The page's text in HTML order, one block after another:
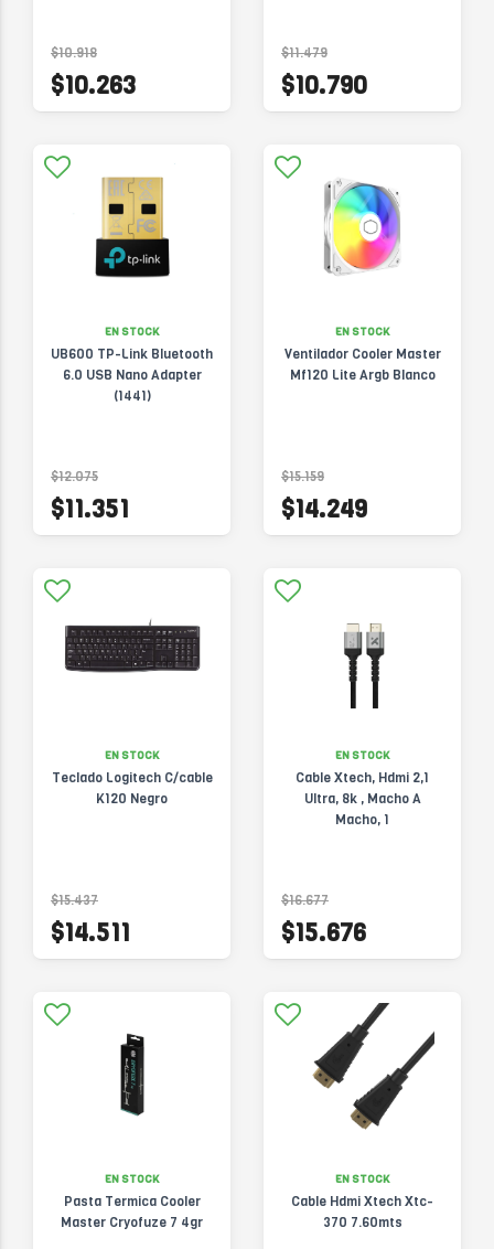
$10.918
$10.263
$11.479
$10.790
EN STOCK
UB600 TP-Link Bluetooth
6.0 USB Nano Adapter
(1441)
$12.075
$11.351
EN STOCK
Ventilador Cooler Master
Mf120 Lite Argb Blanco
$15.159
$14.249
EN STOCK
Teclado Logitech C/cable
K120 Negro
$15.437
$14.511
EN STOCK
Cable Xtech, Hdmi 2,1
Ultra, 8k , Macho A
Macho, 1
$16.677
$15.676
EN STOCK
Pasta Termica Cooler
Master Cryofuze 7 4gr
EN STOCK
Cable Hdmi Xtech Xtc-
370 7.60mts